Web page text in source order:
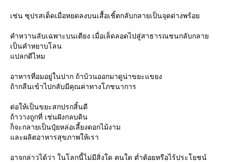
เช่น ซุปรสเด็ดเมื่อหยดลงบนเสื้อเชิ้ตกลับกลายเป็นจุดด่างพร้อ
คำหวานลับเฉพาะบนเตียง เมื่อเล็ดลอดไปสู่สาธารณชนกลับกลา
เป็นคำหยาบโลน
ปลกดีไหม
อาหารที่อมอยู่ในปาก ถ้าบ้วนออกมาดูน่าขยะแขยง
ถ้ากลืนเข้าไปกลับมีคุณค่าทางโภชนาการ
ต่อให้เป็นขยะสกปรกสิ้นดี
ถ้าวางถูกที่ เช่นฝังกลบดิน
ก็จะกลายเป็นปุ๋ยหล่อเลี้ยงดอกไม้งาม
ละผลิตอาหารสุขภาพให้เรา
อาจกล่าวได้ว่า ในโลกนี้ไม่มีสิ่งใด คนใด ต่ำต้อยหรือไร้ประโยชน์